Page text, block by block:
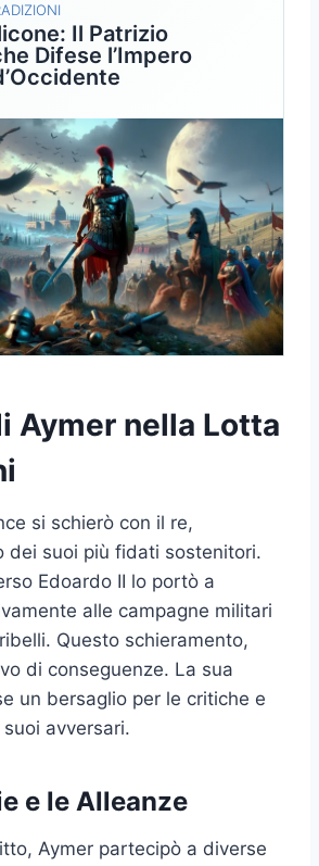
Il Patrizio
Difese l’Impero
Aymer nella Lotta
si schierò con il re,
dei suoi più fidati sostenitori.
Edoardo II lo portò a
alle campagne militari
Questo schieramento,
di conseguenze. La sua
un bersaglio per le critiche e
avversari.
e le Alleanze
Aymer partecipò a diverse